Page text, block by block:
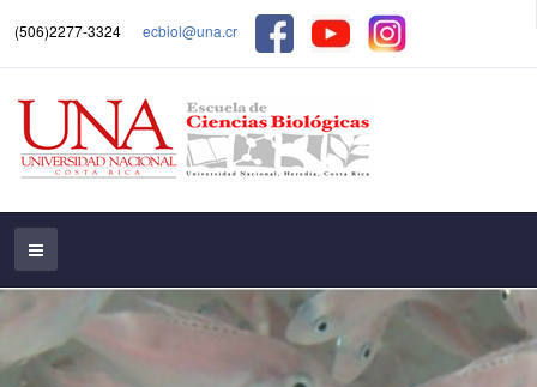
(506)2277-3324 ecbiol@una.cr